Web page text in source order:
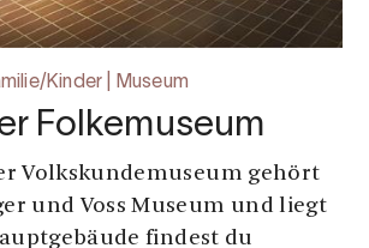
Kinder | Museum
Folkemuseum
Volkskundemuseum gehört
und Voss Museum und liegt
findest du